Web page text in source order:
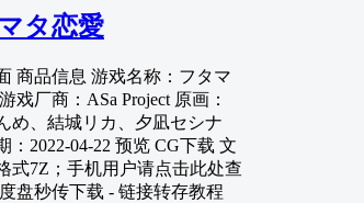
タ恋愛
商品信息 游戏名称：フタマ
戏厂商：ASa Project 原画：
め、結城リカ、夕凪セシナ
：2022-04-22 预览 CG下载 文
式7Z；手机用户请点击此处查
盘秒传下载 - 链接转存教程